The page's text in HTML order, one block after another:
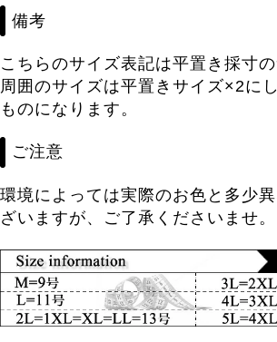
備考
こちらのサイズ表記は平置き採寸の
周囲のサイズは平置きサイズ×2に
ものになります。
ご注意
環境によっては実際のお色と多少
ざいますが、ご了承くださいませ。